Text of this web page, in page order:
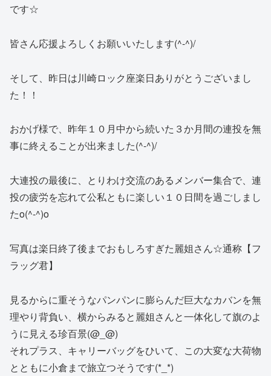
です☆
皆さん応援よろしくお願いいたします(^-^)/
そして、昨日は川崎ロック座楽日ありがとうございまし
た！！
おかげ様で、昨年１０月中から続いた３か月間の連投を無
事に終えることが出来ました(^-^)/
大連投の最後に、とりわけ交流のあるメンバー集合で、連
投の疲労を忘れて公私ともに楽しい１０日間を過ごしまし
たo(^-^)o
写真は楽日終了後までおもしろすぎた麗姐さん☆通称【フ
ラッグ君】
見るからに重そうなパンパンに膨らんだ巨大なカバンを無
理やり背負い、横からみると麗姐さんと一体化して旗のよ
うに見える珍百景(@_@)
それプラス、キャリーバッグをひいて、この大変な大荷物
とともに小倉まで旅立つそうです(*_*)